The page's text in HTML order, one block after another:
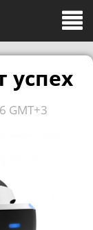
успех
GMT+3